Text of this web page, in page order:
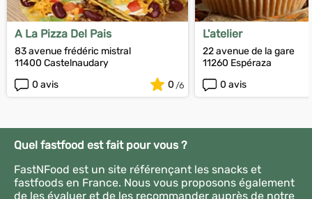
A La Pizza Del Pais
83 avenue frédéric mistral
11400 Castelnaudary
0 avis
0
L'atelier
22 avenue de la gare
11260 Espéraza
0 avis
Quel fastfood est fait pour vous ?
FastNFood est un site référençant les snacks et
fastfoods en France. Nous vous proposons également
de les évaluer et de les recommander auprès de notre